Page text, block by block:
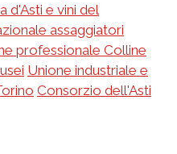
d'Asti e vini del
assaggiatori
professionale Colline
Unione industriale e
Consorzio dell'Asti